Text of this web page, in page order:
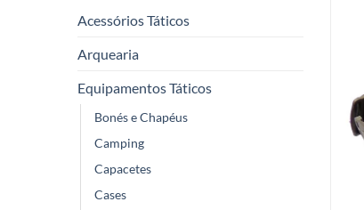
Acessórios Táticos
Arquearia
Equipamentos Táticos
Bonés e Chapéus
Camping
Capacetes
Cases